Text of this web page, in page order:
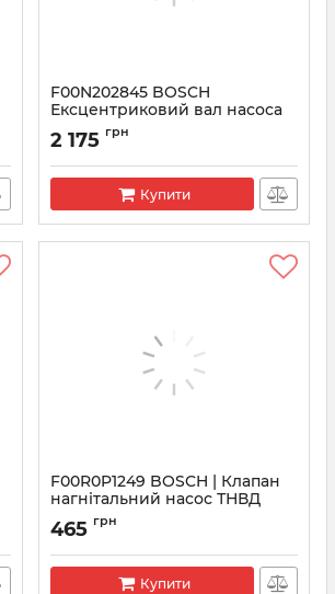
F00N202845 BOSCH
Ексцентриковий вал насоса
Renault Trafic 2.0DCI
Артикул:
2 175 грн
Купити
F00R0P1249 BOSCH | Клапан
нагнітальний насос ТНВД
Артикул: F00R0P1249
465 грн
Купити